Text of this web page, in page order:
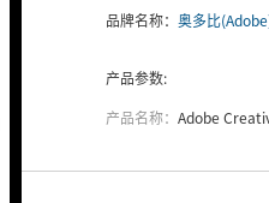
品牌名称： 奥多比
产品参数:
产品名称： Adobe Creative